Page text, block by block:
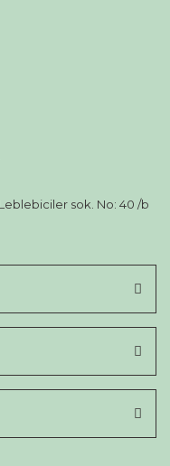
sok. No: 40 /b